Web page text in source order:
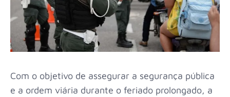
Com o objetivo de assegurar a segurança pública
e a ordem viária durante o feriado prolongado, a